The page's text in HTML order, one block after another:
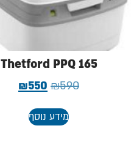
Thetford PPQ 165
₪590
₪550
מידע נוסף